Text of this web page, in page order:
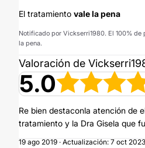
El tratamiento vale la pena
Notificado por Vickserri1980. El 100% de
la pena.
Valoración de
5.0
Re bien destaconla atención de
tratamiento y la Dra Gisela que
19 ago 2019 · Actualización: 7 oct 2023